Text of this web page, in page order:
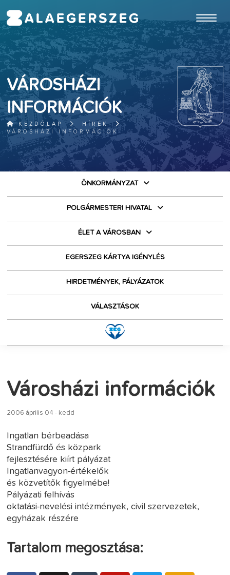
VÁROSHÁZI
INFORMÁCIÓK
KEZDŐLAP
HÍREK
VÁROSHÁZI INFORMÁCIÓK
ÖNKORMÁNYZAT
POLGÁRMESTERI HIVATAL
ÉLET A VÁROSBAN
EGERSZEG KÁRTYA IGÉNYLÉS
HIRDETMÉNYEK, PÁLYÁZATOK
VÁLASZTÁSOK
Városházi információk
2006 április 04 - kedd
Ingatlan bérbeadása
Strandfürdő és közpark
fejlesztésére kiírt pályázat
Ingatlanvagyon-értékelők
és közvetítők figyelmébe!
Pályázati felhívás
oktatási-nevelési intézmények, civil szervezetek,
egyházak részére
Tartalom megosztása: